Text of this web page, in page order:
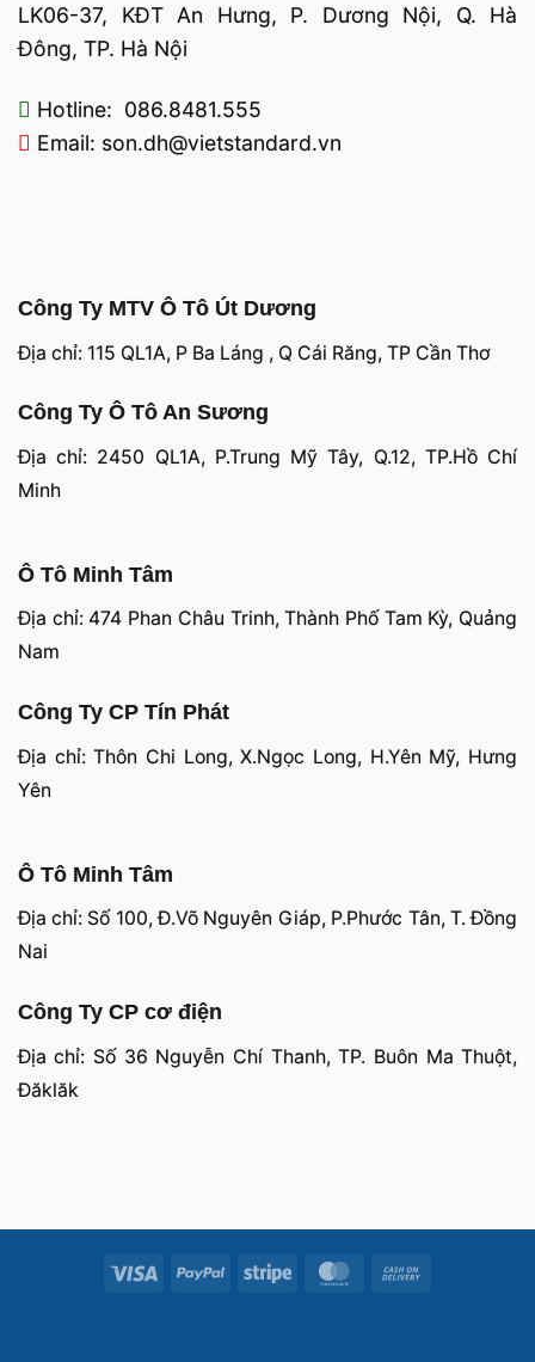
LK06-37, KĐT An Hưng, P. Dương Nội, Q. Hà
Đông, TP. Hà Nội
Hotline: 086.8481.555
Email: son.dh@vietstandard.vn
Công Ty MTV Ô Tô Út Dương
Địa chỉ: 115 QL1A, P Ba Láng , Q Cái Răng, TP Cần Thơ
Công Ty Ô Tô An Sương
Địa chỉ: 2450 QL1A, P.Trung Mỹ Tây, Q.12, TP.Hồ Chí
Minh
Ô Tô Minh Tâm
Địa chỉ: 474 Phan Châu Trinh, Thành Phố Tam Kỳ, Quảng
Nam
Công Ty CP Tín Phát
Địa chỉ: Thôn Chi Long, X.Ngọc Long, H.Yên Mỹ, Hưng
Yên
Ô Tô Minh Tâm
Địa chỉ: Số 100, Đ.Võ Nguyên Giáp, P.Phước Tân, T. Đồng
Nai
Công Ty CP cơ điện
Địa chỉ: Số 36 Nguyễn Chí Thanh, TP. Buôn Ma Thuột,
Đăklăk
Visa PayPal Stripe MasterCard